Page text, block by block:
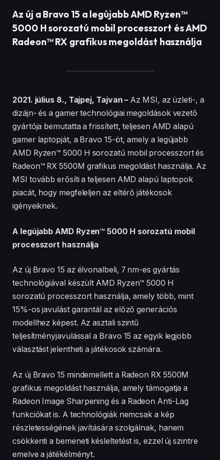
Az új a Bravo 15 a legújabb AMD Ryzen™
5000 H sorozatú mobil processzort és AMD
Radeon™ RX grafikus megoldást használja
2021. július 8., Tajpej, Tajvan – Az MSI, az üzleti-, a
dizájn- és a gamer technológiai megoldások vezető
gyártója bemutatta a frissített, teljesen AMD alapú
gamer laptopját, a Bravo 15-öt, amely a legújabb
AMD Ryzen™ 5000 H sorozatú mobil processzort és
Radeon™ RX 5500M grafikus megoldást használja. Az
MSI tovább erősíti a teljesen AMD alapú laptopok
piacát, hogy megfeleljen az eltérő játékosok
igényeiknek.
A legújabb AMD Ryzen™ 5000 H sorozatú mobil
processzort használja
Az új Bravo 15 az élvonalbeli, 7 nm-es gyártás
technológiával készült AMD Ryzen™ 5000 H
sorozatú processzort használja, amely több, mint
15%-os javulást garantál az előző generációs
modellhez képest. Az asztali szintű
teljesítményjavulással a Bravo 15 az egyik legjobb
választást jelentheti a játékosok számára.
Az új Bravo 15 mindemellett a Radeon RX 5500M
grafikus megoldást használja, amely támogatja a
Radeon Image Sharpening és a Radeon Anti-Lag
funkciókat is. A technológiák nemcsak a kép
részletességének javítására szolgálnak, hanem
csökkenti a bemeneti késleltetést is, ezzel új szintre
emelve a játékélményt.